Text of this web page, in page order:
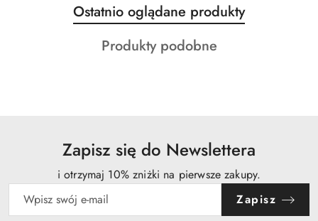
Pomiń karuzelę produktów
Produkty
o
statusie:
Ostatnio oglądane produkty
Produkty
Produkty podobne
Zapisz się do Newslettera
i otrzymaj 10% zniżki na pierwsze zakupy.
Zapisz